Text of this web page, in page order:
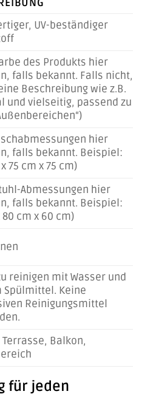
UV-beständiger
des Produkts hier
falls bekannt. Falls nicht,
Beschreibung wie z.B.
und vielseitig, passend zu
hier
falls bekannt. Beispiel:
75 cm x 75 cm)
Abmessungen hier
falls bekannt. Beispiel:
80 cm x 60 cm)
reinigen mit Wasser und
Spülmittel. Keine
Reinigungsmittel
Balkon,
für jeden